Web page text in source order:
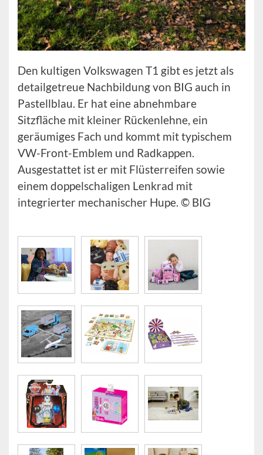
Den kultigen Volkswagen T1 gibt es jetzt als
detailgetreue Nachbildung von BIG auch in
Pastellblau. Er hat eine abnehmbare
Sitzfläche mit kleiner Rückenlehne, ein
geräumiges Fach und kommt mit typischem
VW-Front-Emblem und Radkappen.
Ausgestattet ist er mit Flüsterreifen sowie
einem doppelschaligen Lenkrad mit
integrierter mechanischer Hupe. © BIG